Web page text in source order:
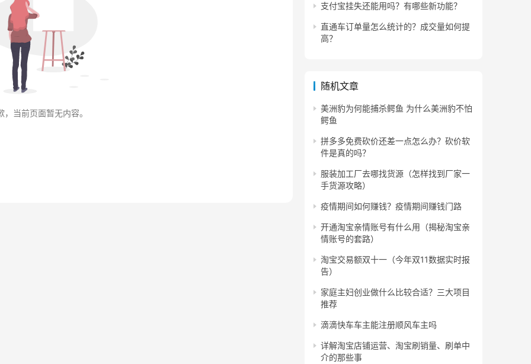
，当前页面暂无内容。
支付宝挂失还能用吗？有哪些新功能？
直通车订单量怎么统计的？成交量如何提
高？
随机文章
美洲豹为何能捕杀鳄鱼 为什么美洲豹不怕
鳄鱼
拼多多免费砍价还差一点怎么办？砍价软
件是真的吗？
服装加工厂去哪找货源（怎样找到厂家一
手货源攻略）
疫情期间如何赚钱？疫情期间赚钱门路
开通淘宝亲情账号有什么用（揭秘淘宝亲
情账号的套路）
淘宝交易额双十一（今年双11数据实时报
告）
家庭主妇创业做什么比较合适？三大项目
推荐
滴滴快车车主能注册顺风车主吗
详解淘宝店铺运营、淘宝刷销量、刷单中
介的那些事